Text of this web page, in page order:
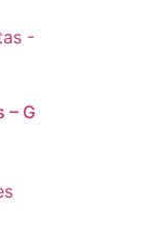
– G